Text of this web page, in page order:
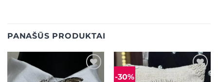
PANAŠŪS PRODUKTAI
Mėgstamiausias -30% Mėgstamiausias